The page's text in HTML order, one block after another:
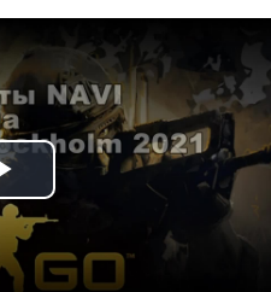
Play Video